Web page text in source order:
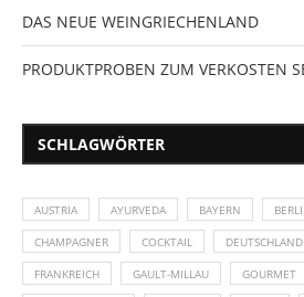
DAS NEUE WEINGRIECHENLAND
PRODUKTPROBEN ZUM VERKOSTEN
SCHLAGWÖRTER
AUSTRIA AYURVEDA BAYERN
CHAMPAGNER COCKTAIL DEUTSCHLAND
FRANKREICH GAULT-MILLAU GOURMET